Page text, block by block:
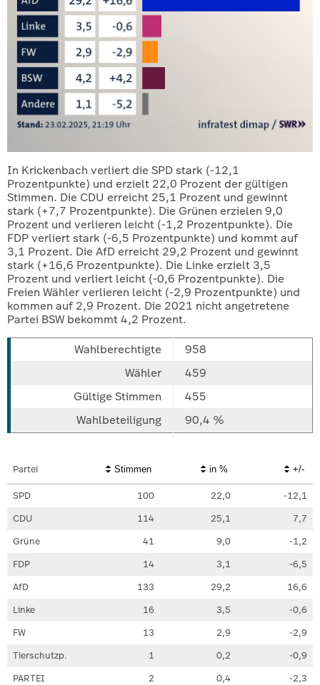
In Krickenbach verliert die SPD stark (-12,1
Prozentpunkte) und erzielt 22,0 Prozent der gültigen
Stimmen. Die CDU erreicht 25,1 Prozent und gewinnt
stark (+7,7 Prozentpunkte). Die Grünen erzielen 9,0
Prozent und verlieren leicht (-1,2 Prozentpunkte). Die
FDP verliert stark (-6,5 Prozentpunkte) und kommt auf
3,1 Prozent. Die AfD erreicht 29,2 Prozent und gewinnt
stark (+16,6 Prozentpunkte). Die Linke erzielt 3,5
Prozent und verliert leicht (-0,6 Prozentpunkte). Die
Freien Wähler verlieren leicht (-2,9 Prozentpunkte) und
kommen auf 2,9 Prozent. Die 2021 nicht angetretene
Partei BSW bekommt 4,2 Prozent.
958
459
455
90,4 %
Partei Stimmen in % +/-
SPD 100 22,0
-12,1
CDU
114 25,1
7,7
Grüne
41 9,0
-1,2
FDP
14 3,1
-6,5
AfD
133 29,2
16,6
Linke
16 3,5
-0,6
FW
13 2,9
-2,9
Tierschutzp.
1 0,2
-0,9
PARTEI
2 0,4
-2,3